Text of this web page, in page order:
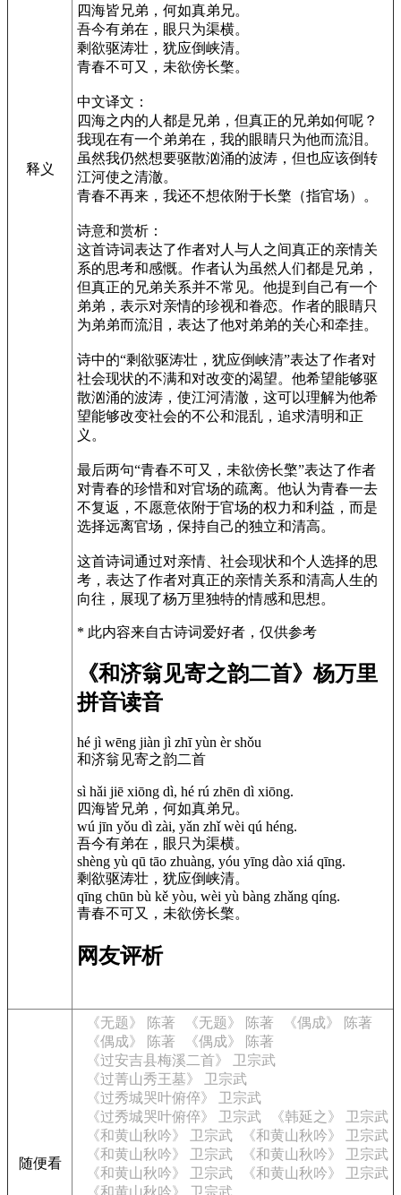
释义
四海皆兄弟，何如真弟兄。
吾今有弟在，眼只为渠横。
剩欲驱涛壮，犹应倒峡清。
青春不可又，未欲傍长檠。
中文译文：
四海之内的人都是兄弟，但真正的兄弟如何呢？
我现在有一个弟弟在，我的眼睛只为他而流泪。
虽然我仍然想要驱散汹涌的波涛，但也应该倒转
江河使之清澈。
青春不再来，我还不想依附于长檠（指官场）。
诗意和赏析：
这首诗词表达了作者对人与人之间真正的亲情关
系的思考和感慨。作者认为虽然人们都是兄弟，
但真正的兄弟关系并不常见。他提到自己有一个
弟弟，表示对亲情的珍视和眷恋。作者的眼睛只
为弟弟而流泪，表达了他对弟弟的关心和牵挂。
诗中的“剩欲驱涛壮，犹应倒峡清”表达了作者对
社会现状的不满和对改变的渴望。他希望能够驱
散汹涌的波涛，使江河清澈，这可以理解为他希
望能够改变社会的不公和混乱，追求清明和正
义。
最后两句“青春不可又，未欲傍长檠”表达了作者
对青春的珍惜和对官场的疏离。他认为青春一去
不复返，不愿意依附于官场的权力和利益，而是
选择远离官场，保持自己的独立和清高。
这首诗词通过对亲情、社会现状和个人选择的思
考，表达了作者对真正的亲情关系和清高人生的
向往，展现了杨万里独特的情感和思想。
* 此内容来自古诗词爱好者，仅供参考
《和济翁见寄之韵二首》杨万里
拼音读音
hé jì wēng jiàn jì zhī yùn èr shǒu
和济翁见寄之韵二首
sì hǎi jiē xiōng dì, hé rú zhēn dì xiōng.
四海皆兄弟，何如真弟兄。
wú jīn yǒu dì zài, yǎn zhǐ wèi qú héng.
吾今有弟在，眼只为渠横。
shèng yù qū tāo zhuàng, yóu yīng dào xiá qīng.
剩欲驱涛壮，犹应倒峡清。
qīng chūn bù kě yòu, wèi yù bàng zhǎng qíng.
青春不可又，未欲傍长檠。
网友评析
随便看
《无题》 陈著 《无题》 陈著
《偶成》 陈著
《偶成》 陈著
《偶成》 陈著
《过安吉县梅溪二首》 卫宗武
《过菁山秀王墓》 卫宗武
《过秀城哭叶俯倅》 卫宗武
《过秀城哭叶俯倅》 卫宗武
《韩延之》 卫宗武
《和黄山秋吟》 卫宗武
《和黄山秋吟》 卫宗武
《和黄山秋吟》 卫宗武
《和黄山秋吟》 卫宗武
《和黄山秋吟》 卫宗武
《和黄山秋吟》 卫宗武
《和黄山秋吟》 卫宗武